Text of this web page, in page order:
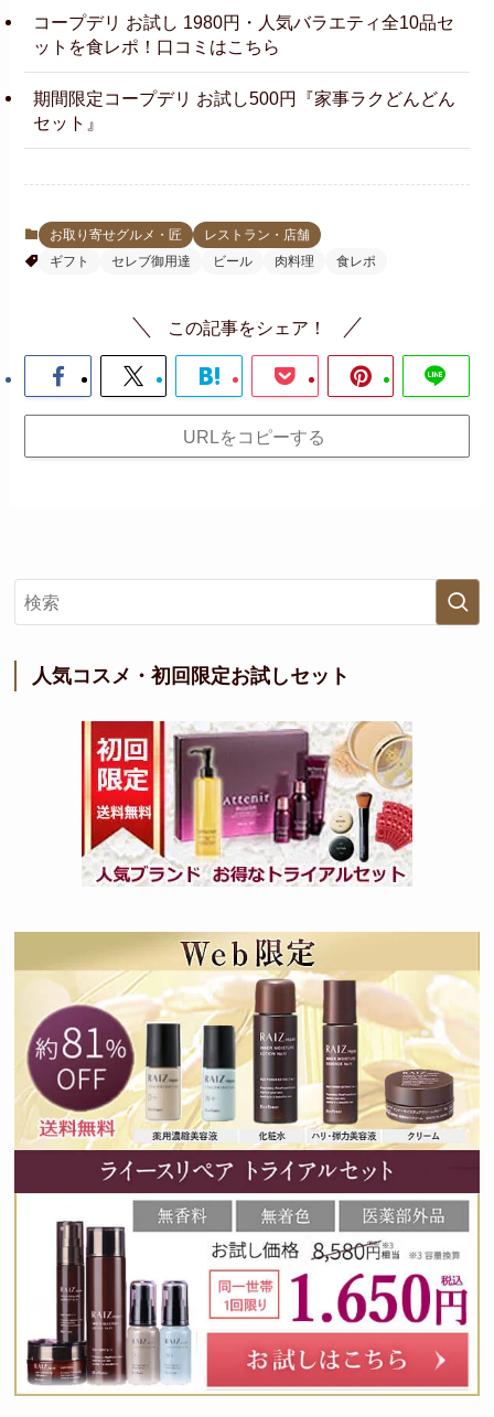
コープデリ お試し 1980円・人気バラエティ全10品セ
ットを食レポ！口コミはこちら
期間限定コープデリ お試し500円『家事ラクどんどん
セット』
お取り寄せグルメ・匠
レストラン・店舗
ギフト
セレブ御用達 ビール 肉料理 食レポ
この記事をシェア！
URLをコピーする
人気コスメ・初回限定お試しセット